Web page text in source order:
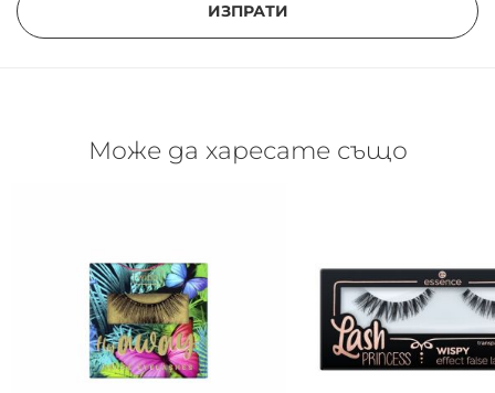
ИЗПРАТИ
Може да харесате също